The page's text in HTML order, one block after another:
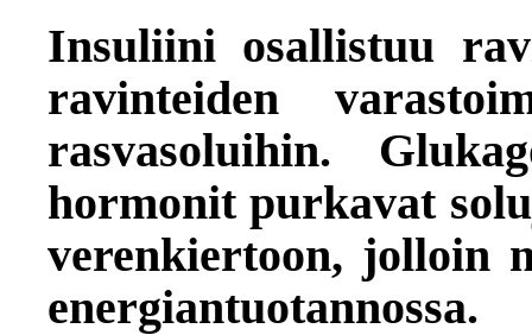
Insuliini osallistuu
ravinteiden
rasvasoluihin.
hormonit purkavat
verenkiertoon, jolloin
energiantuotannossa.